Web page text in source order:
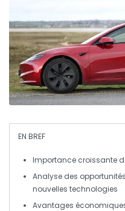
EN BREF
Importance croissante
Analyse des
nouvelles technologies
Avantages